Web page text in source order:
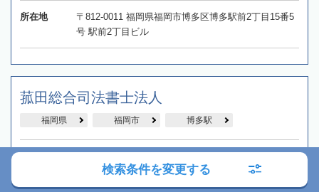
所在地
〒812-0011 福岡県福岡市博多区博多駅前2丁目15番5
号 駅前2丁目ビル
菰田総合司法書士法人
福岡県 福岡市 博多駅
所在地 〒812-0011 福岡県福岡市博多区博多駅前2丁目20-1
検索条件を変更する